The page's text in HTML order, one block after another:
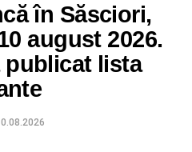
în Săsciori,
august 2026.
publicat lista